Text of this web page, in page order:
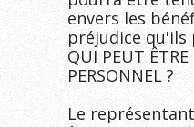
envers les
préjudice
QUI PEUT ÊTRE
PERSONNEL ?
Le